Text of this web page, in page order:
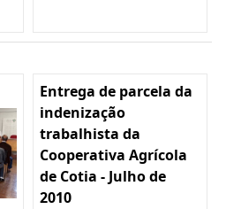
Entrega de parcela da
indenização
trabalhista da
Cooperativa Agrícola
de Cotia - Julho de
2010